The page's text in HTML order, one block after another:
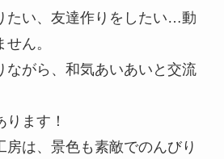
たい、友達作りをしたい…動
ん。
ながら、和気あいあいと交流
ます！
房は、景色も素敵でのんびり